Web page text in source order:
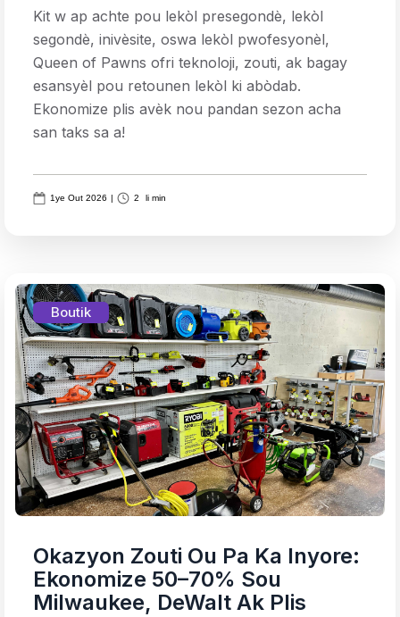
Kit w ap achte pou lekòl presegondè, lekòl
segondè, inivèsite, oswa lekòl pwofesyonèl,
Queen of Pawns ofri teknoloji, zouti, ak bagay
esansyèl pou retounen lekòl ki abòdab.
Ekonomize plis avèk nou pandan sezon acha
san taks sa a!
1ye Out 2026 2 li min
Boutik
Okazyon Zouti Ou Pa Ka Inyore:
Ekonomize 50–70% Sou
Milwaukee, DeWalt Ak Plis